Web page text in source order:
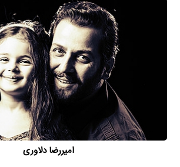
امیررضا دلاوری